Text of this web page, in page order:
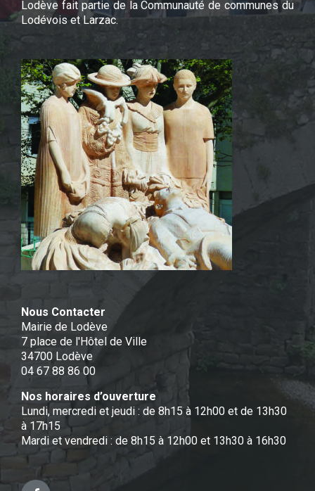
Lodève fait partie de la Communauté de communes du
Lodévois et Larzac.
Nous Contacter
Mairie de Lodève
7 place de l'Hôtel de Ville
34700 Lodève
04 67 88 86 00
Nos horaires d’ouverture
Lundi, mercredi et jeudi : de 8h15 à 12h00 et de 13h30
à 17h15
Mardi et vendredi : de 8h15 à 12h00 et 13h30 à 16h30